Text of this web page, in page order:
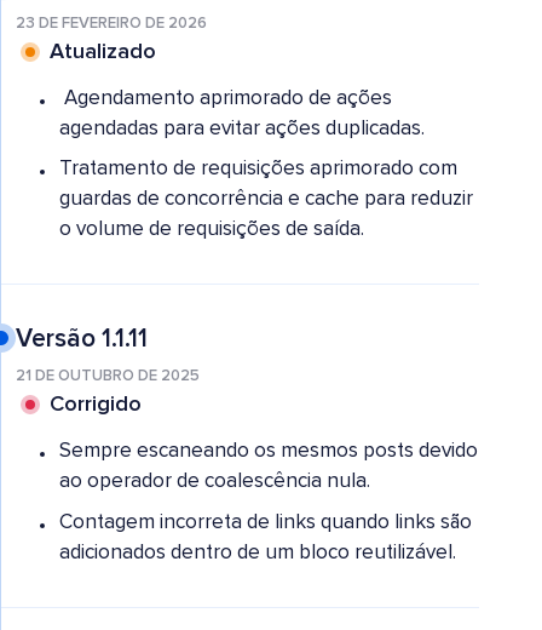
23 DE FEVEREIRO DE 2026
Atualizado
Agendamento aprimorado de ações
agendadas para evitar ações duplicadas.
Tratamento de requisições aprimorado com
guardas de concorrência e cache para reduzir
o volume de requisições de saída.
Versão 1.1.11
21 DE OUTUBRO DE 2025
Corrigido
Sempre escaneando os mesmos posts devido
ao operador de coalescência nula.
Contagem incorreta de links quando links são
adicionados dentro de um bloco reutilizável.